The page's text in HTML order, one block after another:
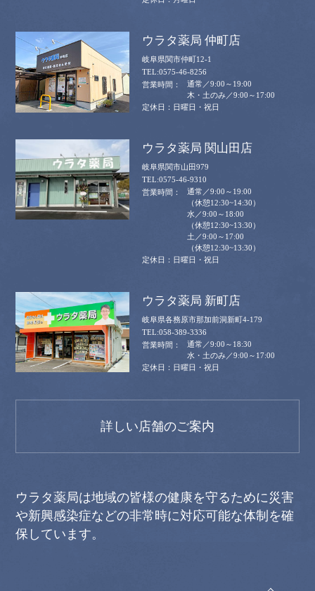
ウラタ薬局 仲町店
岐阜県関市仲町12-1
0575-46-8256
通常／9:00～19:00
木・土のみ／9:00～17:00
日曜日・祝日
ウラタ薬局 関山田店
岐阜県関市山田979
0575-46-9310
通常／9:00～19:00
（休憩12:30~14:30）
水／9:00～18:00
（休憩12:30~13:30）
土／9:00～17:00
（休憩12:30~13:30）
日曜日・祝日
ウラタ薬局 新町店
岐阜県各務原市那加前洞新町4-179
058-389-3336
通常／9:00～18:30
水・土のみ／9:00～17:00
日曜日・祝日
詳しい店舗のご案内
ウラタ薬局は地域の皆様の健康を守るために災害
や新興感染症などの非常時に対応可能な体制を確
保しています。